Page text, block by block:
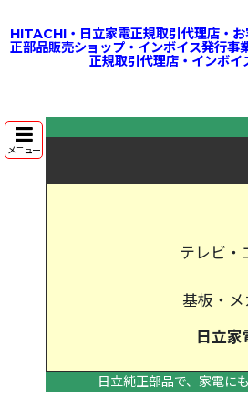
HITACHI・日立家電正規取引代理店・
正部品販売ショップ・インボイス発行
正規取引代理店・インボイ
メニュー
テレビ・
基板・メ
日立家
日立純正部品で、家電に